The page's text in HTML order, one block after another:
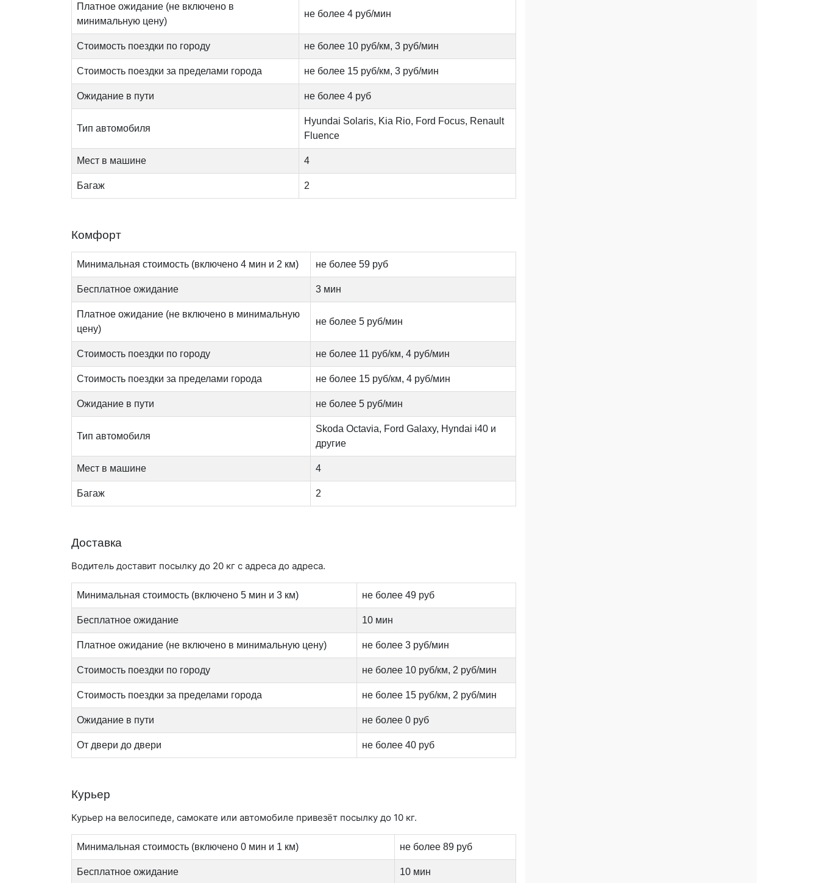
Платное ожидание (не включено в
минимальную цену)
не более 4 руб/мин
Стоимость поездки по городу не более 10 руб/км, 3 руб/мин
Стоимость поездки за пределами города не более 15 руб/км, 3 руб/мин
Ожидание в пути не более 4 руб
Тип автомобиля
Hyundai Solaris, Kia Rio, Ford Focus, Renault
Fluence
Мест в машине 4
Багаж 2
Комфорт
Минимальная стоимость (включено 4 мин и 2 км) не более 59 руб
Бесплатное ожидание 3 мин
Платное ожидание (не включено в минимальную
цену)
не более 5 руб/мин
Стоимость поездки по городу не более 11 руб/км, 4 руб/мин
Стоимость поездки за пределами города не более 15 руб/км, 4 руб/мин
Ожидание в пути не более 5 руб/мин
Тип автомобиля
Skoda Octavia, Ford Galaxy, Hyndai i40 и
другие
Мест в машине 4
Багаж 2
Доставка
Водитель доставит посылку до 20 кг с адреса до адреса.
Минимальная стоимость (включено 5 мин и 3 км) не более 49 руб
Бесплатное ожидание 10 мин
Платное ожидание (не включено в минимальную цену) не более 3 руб/мин
Стоимость поездки по городу не более 10 руб/км, 2 руб/мин
Стоимость поездки за пределами города не более 15 руб/км, 2 руб/мин
Ожидание в пути не более 0 руб
От двери до двери не более 40 руб
Курьер
Курьер на велосипеде, самокате или автомобиле привезёт посылку до 10 кг.
Минимальная стоимость (включено 0 мин и 1 км) не более 89 руб
Бесплатное ожидание 10 мин